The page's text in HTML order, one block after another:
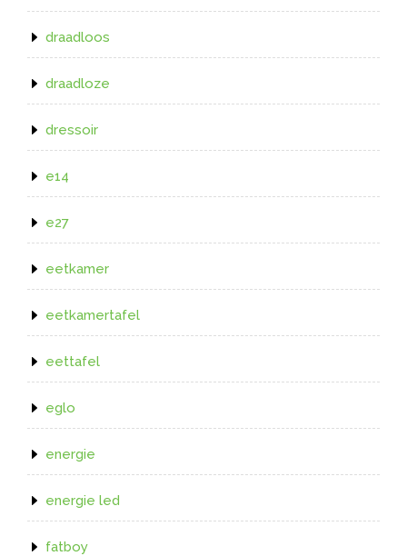
draadloos
draadloze
dressoir
e14
e27
eetkamer
eetkamertafel
eettafel
eglo
energie
energie led
fatboy